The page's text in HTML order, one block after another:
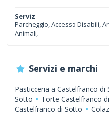
Servizi
Parcheggio, Accesso Disabili,
Animali,
Servizi e marchi
Pasticceria a Castelfranco di
Sotto
Torte Castelfranco
Castelfranco di Sotto